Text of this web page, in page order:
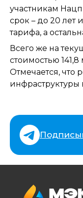
участникам
срок – до 20 лет
тарифа, а
Всего же на
стоимостью
Отмечается, что
инфраструктуры